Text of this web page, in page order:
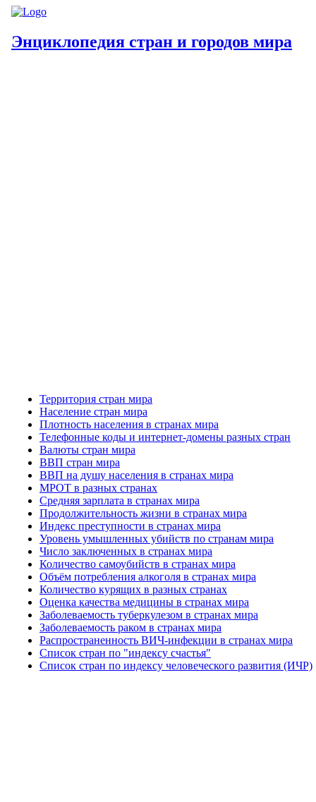
Энциклопедия стран и городов мира
Территория стран мира
Население стран мира
Плотность населения в странах мира
Телефонные коды и интернет-домены разных стран
Валюты стран мира
ВВП стран мира
ВВП на душу населения в странах мира
МРОТ в разных странах
Средняя зарплата в странах мира
Продолжительность жизни в странах мира
Индекс преступности в странах мира
Уровень умышленных убийств по странам мира
Число заключенных в странах мира
Количество самоубийств в странах мира
Объём потребления алкоголя в странах мира
Количество курящих в разных странах
Оценка качества медицины в странах мира
Заболеваемость туберкулезом в странах мира
Заболеваемость раком в странах мира
Распространенность ВИЧ-инфекции в странах мира
Список стран по "индексу счастья"
Список стран по индексу человеческого развития (ИЧР)